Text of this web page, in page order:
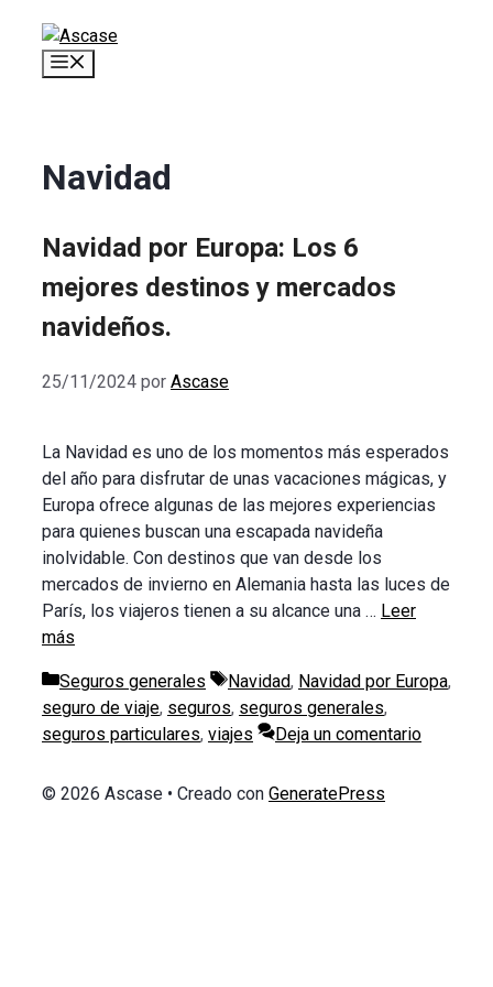
Saltar
contenido
Navidad
Navidad por Europa: Los 6
mejores destinos y mercados
navideños.
25/11/2024 por Ascase
La Navidad es uno de los momentos más esperados
del año para disfrutar de unas vacaciones mágicas, y
Europa ofrece algunas de las mejores experiencias
para quienes buscan una escapada navideña
inolvidable. Con destinos que van desde los
mercados de invierno en Alemania hasta las luces de
París, los viajeros tienen a su alcance una … Leer
más
Categorías
Seguros generales Etiquetas
Navidad, Navidad por Europa,
seguro de viaje, seguros, seguros generales,
seguros particulares, viajes Deja un comentario
© 2026 Ascase • Creado con GeneratePress